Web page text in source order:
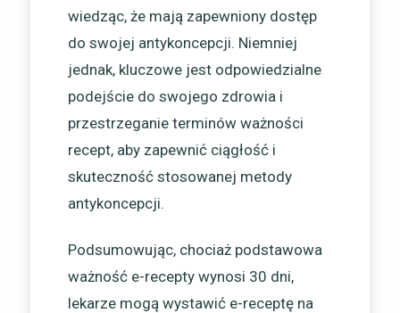
wiedząc, że mają zapewniony dostęp
do swojej antykoncepcji. Niemniej
jednak, kluczowe jest odpowiedzialne
podejście do swojego zdrowia i
przestrzeganie terminów ważności
recept, aby zapewnić ciągłość i
skuteczność stosowanej metody
antykoncepcji.
Podsumowując, chociaż podstawowa
ważność e-recepty wynosi 30 dni,
lekarze mogą wystawić e-receptę na